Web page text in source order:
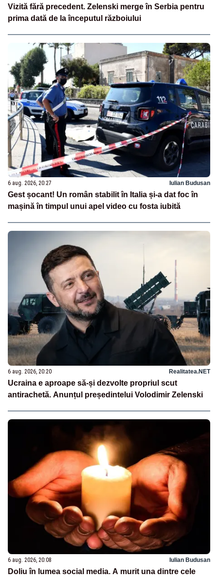
Vizită fără precedent. Zelenski merge în Serbia pentru
prima dată de la începutul războiului
6 aug. 2026, 20:27 Iulian Budusan
Gest șocant! Un român stabilit în Italia și-a dat foc în
mașină în timpul unui apel video cu fosta iubită
6 aug. 2026, 20:20 Realitatea.NET
Ucraina e aproape să-și dezvolte propriul scut
antirachetă. Anunțul președintelui Volodimir Zelenski
6 aug. 2026, 20:08 Iulian Budusan
Doliu în lumea social media. A murit una dintre cele